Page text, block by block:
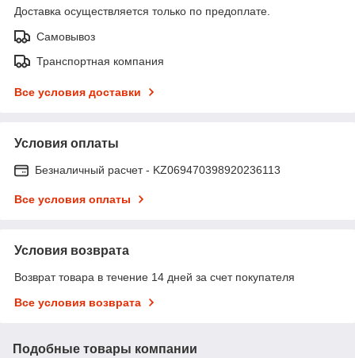
Доставка осуществляется только по предоплате.
Самовывоз
Транспортная компания
Все условия доставки
Условия оплаты
Безналичный расчет - KZ069470398920236113
Все условия оплаты
Условия возврата
Возврат товара в течение 14 дней за счет покупателя
Все условия возврата
Подобные товары компании